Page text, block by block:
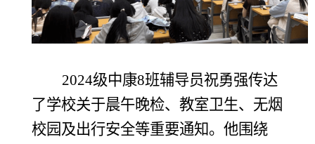
2024级中康8班辅导员祝勇强传达
了学校关于晨午晚检、教室卫生、无烟
校园及出行安全等重要通知。他围绕